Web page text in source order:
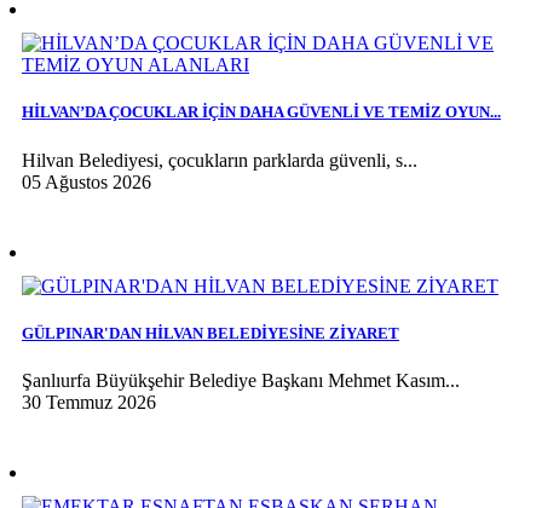
HİLVAN’DA ÇOCUKLAR İÇİN DAHA GÜVENLİ VE TEMİZ OYUN...
Hilvan Belediyesi, çocukların parklarda güvenli, s...
05 Ağustos 2026
GÜLPINAR'DAN HİLVAN BELEDİYESİNE ZİYARET
Şanlıurfa Büyükşehir Belediye Başkanı Mehmet Kasım...
30 Temmuz 2026